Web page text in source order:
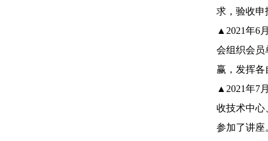
求，验收申
▲2021年6
会组织会员
赢，发挥各
▲2021年7
收技术中心
参加了讲座